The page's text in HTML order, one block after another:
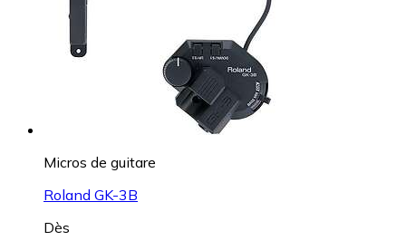
Micros de guitare
Roland GK-3B
Dès